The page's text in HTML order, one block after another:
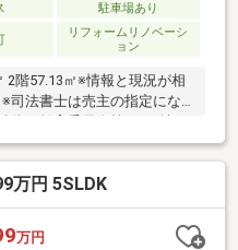
駐車場あり
リフォームリノベーシ
ョン
2階57.13㎡※情報と現況が相
司法書士は売主の指定にな
万円 5SLDK
万円